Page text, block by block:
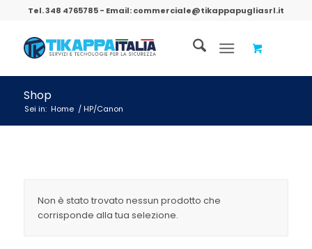
Tel.348 4765785- Email:commerciale@tikappapugliasrl.it
Shop
Sei in: Home / HP/Canon
Non è stato trovato nessun prodotto che
corrisponde alla tua selezione.